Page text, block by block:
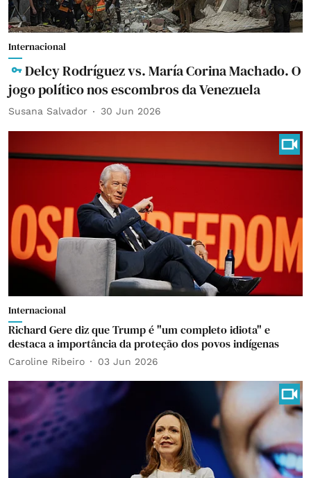
Internacional
Delcy Rodríguez vs. María Corina Machado. O
jogo político nos escombros da Venezuela
Susana Salvador 30 Jun 2026
Internacional
Richard Gere diz que Trump é "um completo idiota" e
destaca a importância da proteção dos povos indígenas
Caroline Ribeiro 03 Jun 2026